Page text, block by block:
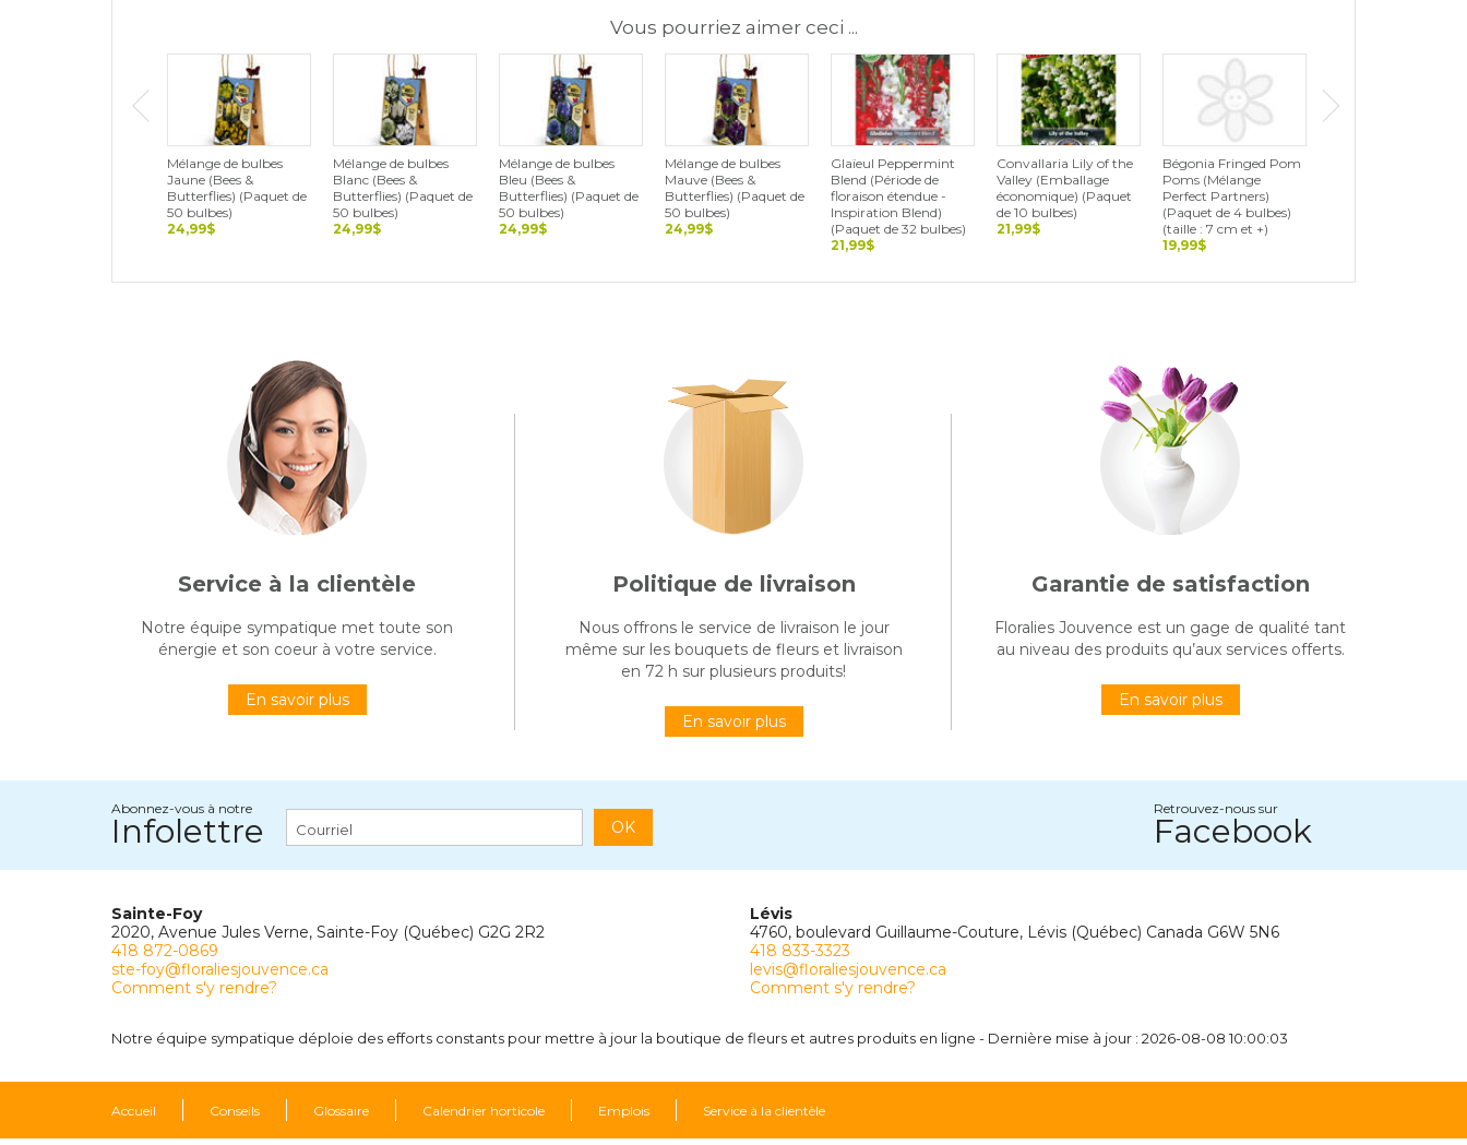
Vous pourriez aimer ceci ...
Mélange de bulbes
Jaune (Bees &
Butterflies) (Paquet de
50 bulbes)
24,99$
Mélange de bulbes
Blanc (Bees &
Butterflies) (Paquet de
50 bulbes)
24,99$
Mélange de bulbes
Bleu (Bees &
Butterflies) (Paquet de
50 bulbes)
24,99$
Mélange de bulbes
Mauve (Bees &
Butterflies) (Paquet de
50 bulbes)
24,99$
Glaïeul Peppermint
Blend (Période de
floraison étendue -
Inspiration Blend)
(Paquet de 32 bulbes)
21,99$
Convallaria Lily of the
Valley (Emballage
économique) (Paquet
de 10 bulbes)
21,99$
Bégonia Fringed Pom
Poms (Mélange
Perfect Partners)
(Paquet de 4 bulbes)
(taille : 7 cm et +)
19,99$
Service à la clientèle
Notre équipe sympatique met toute son
énergie et son coeur à votre service.
En savoir plus
Politique de livraison
Nous offrons le service de livraison le jour
même sur les bouquets de fleurs et livraison
en 72 h sur plusieurs produits!
En savoir plus
Garantie de satisfaction
Floralies Jouvence est un gage de qualité tant
au niveau des produits qu’aux services offerts.
En savoir plus
Abonnez-vous à notre
Infolettre OK
Retrouvez-nous sur
Facebook
Sainte-Foy
2020, Avenue Jules Verne, Sainte-Foy (Québec) G2G 2R2
418 872-0869
ste-foy@floraliesjouvence.ca
Comment s'y rendre?
Lévis
4760, boulevard Guillaume-Couture, Lévis (Québec) Canada G6W 5N6
418 833-3323
levis@floraliesjouvence.ca
Comment s'y rendre?
Notre équipe sympatique déploie des efforts constants pour mettre à jour la boutique de fleurs et autres produits en ligne - Dernière mise à jour : 2026-08-08 10:00:03
Accueil Conseils Glossaire Calendrier horticole Emplois Service à la clientèle